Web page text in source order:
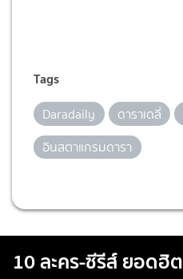
Tags
Daradaily ดาราเดลี่
อินสตาแกรมดารา
10 ละคร-ซีรีส์ ยอดฮิต